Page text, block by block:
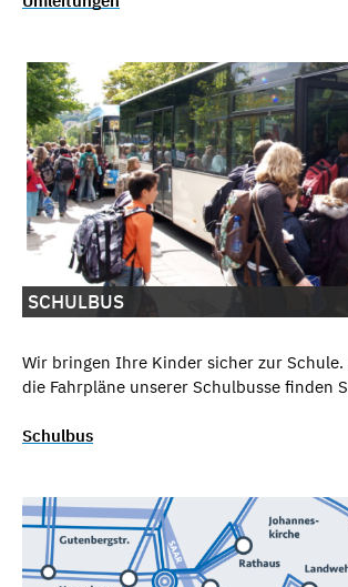
SCHULBUS
Wir bringen Ihre Kinder sicher zur
die Fahrpläne unserer Schulbusse finden
Schulbus